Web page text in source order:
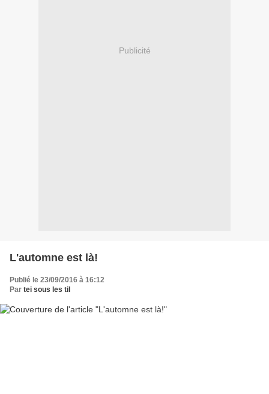
Publicité
L'automne est là!
Publié le 23/09/2016 à 16:12
Par tei sous les til